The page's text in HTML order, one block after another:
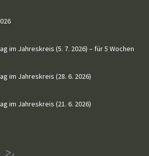
im Jahreskreis (5. 7. 2026) – für 5 Wochen
im Jahreskreis (28. 6. 2026)
im Jahreskreis (21. 6. 2026)